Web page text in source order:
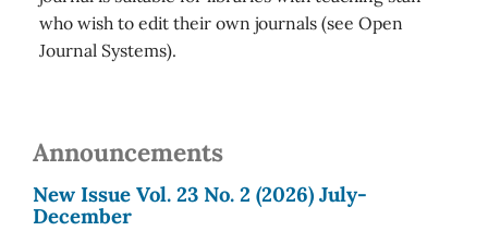
who wish to edit their own journals (see Open
Journal Systems).
Announcements
New Issue Vol. 23 No. 2 (2026) July-
December